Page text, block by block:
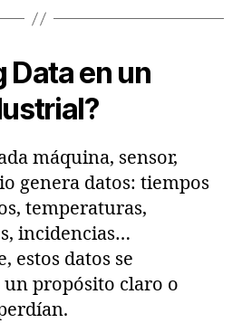
Data en un
máquina, sensor,
genera datos: tiempos
temperaturas,
incidencias…
estos datos se
propósito claro o